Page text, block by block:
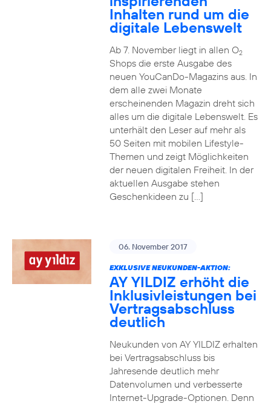
Inhalten rund um die
digitale Lebenswelt
Ab 7. November liegt in allen O2
Shops die erste Ausgabe des
neuen YouCanDo-Magazins aus. In
dem alle zwei Monate
erscheinenden Magazin dreht sich
alles um die digitale Lebenswelt. Es
unterhält den Leser auf mehr als
50 Seiten mit mobilen Lifestyle-
Themen und zeigt Möglichkeiten
der neuen digitalen Freiheit. In der
aktuellen Ausgabe stehen
Geschenkideen zu […]
06. November 2017
EXKLUSIVE NEUKUNDEN-AKTION:
AY YILDIZ erhöht die
Inklusivleistungen bei
Vertragsabschluss
deutlich
Neukunden von AY YILDIZ erhalten
bei Vertragsabschluss bis
Jahresende deutlich mehr
Datenvolumen und verbesserte
Internet-Upgrade-Optionen. Denn